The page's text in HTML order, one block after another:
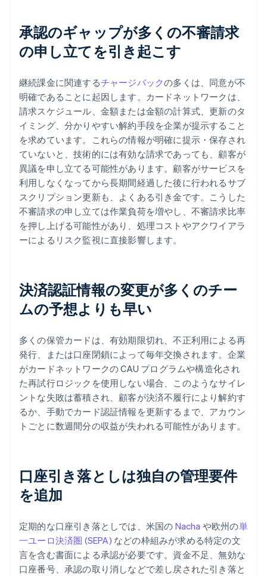
承認のギャップが多くの不審請求
の申し立てを引き起こす
継続課金に関連するチャージバックの多くは、同意が不
明確であることに起因します。カードネットワークは、
請求スケジュール、金額または金額の計算式、更新のタ
イミング、分かりやすい解約手段を企業が提示すること
を求めています。これらの情報が明確に提示・保存され
ていないと、技術的には有効な請求であっても、顧客が
異議を申し立てる可能性があります。顧客がサービスを
利用しなくなってから長期間経過した後に行われるサブ
スクリプション更新も、よくある引き金です。こうした
不審請求の申し立ては作業負荷を増やし、不審請求比率
を押し上げる可能性があり、処理コストやアクワイアラ
ーによるリスク監視に直接影響します。
決済認証情報の変更が多くのチー
ムの予想よりも早い
多くの保管カードは、有効期限切れ、不正利用による再
発行、または口座閉鎖によって毎年交換されます。企業
がカードネットワークの CAU プログラムや構造化され
た再試行ロジックを使用しない場合、このようなサイレ
ントな失敗は蓄積され、顧客が決済不履行により解約す
るか、手動でカード認証情報を更新するまで、アカウン
トごとに数週間分の収益が失われる可能性があります。
口座引き落としは独自の管理要件
を追加
定期的な口座引き落としでは、米国の Nacha や欧州の単
一ユーロ決済圏 (SEPA) などの枠組みが求める特定の文
言を含む書面による承認が必要です。資金不足、無効な
口座番号、承認の取り消しなどで差し戻された引き落と